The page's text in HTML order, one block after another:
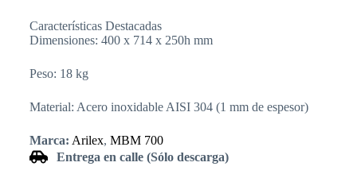
Características Destacadas
Dimensiones: 400 x 714 x 250h mm
Peso: 18 kg
Material: Acero inoxidable AISI 304 (1 mm de espesor)
Marca: Arilex, MBM 700
Entrega en calle (Sólo descarga)